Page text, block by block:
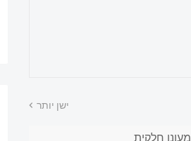
ישן יותר